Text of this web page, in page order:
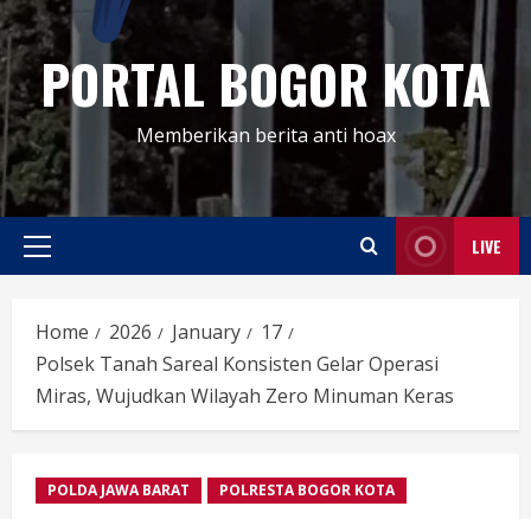
PORTAL BOGOR KOTA
Memberikan berita anti hoax
Primary
LIVE
Home 2026 January
17
Polsek Tanah Sareal Konsisten Gelar Operasi
Miras, Wujudkan Wilayah Zero Minuman Keras
POLDA JAWA BARAT POLRESTA BOGOR KOTA